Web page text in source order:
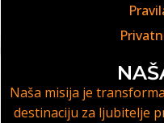
Naša misija je
destinaciju za ljubitelje